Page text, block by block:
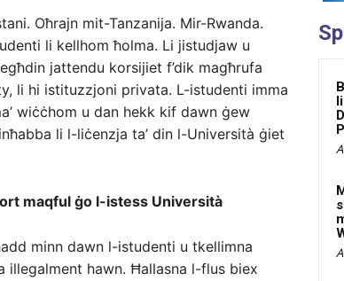
Oħrajn mit-Tanzanija. Mir-Rwanda.
li kellhom ħolma. Li jistudjaw u
jattendu korsijiet f’dik magħrufa
li hi istituzzjoni privata. L-istudenti imma
wiċċhom u dan hekk kif dawn ġew
li l-liċenzja ta’ din l-Università ġiet
maqful ġo l-istess Università
minn dawn l-istudenti u tkellimna
illegalment hawn. Ħallasna l-flus biex